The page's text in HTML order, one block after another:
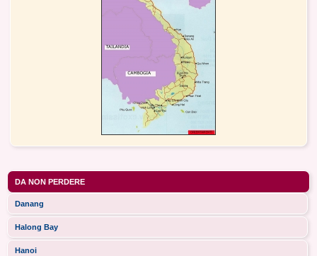
DA NON PERDERE
Danang
Halong Bay
Hanoi